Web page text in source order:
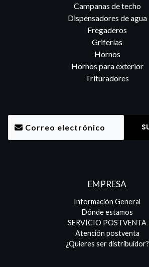
Campanas de techo
Dispensadores de agua
Fregaderos
Griferías
Hornos
Hornos para exterior
Trituradores
EMPRESA
Información General
Dónde estamos
SERVICIO POSTVENTA
Atención postventa
¿Quieres ser distribuidor?